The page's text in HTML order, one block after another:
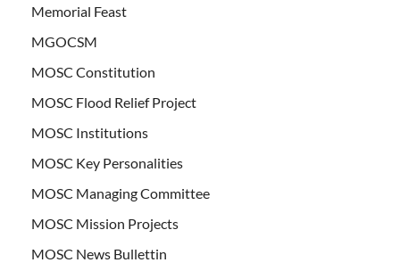
Memorial Feast
MGOCSM
MOSC Constitution
MOSC Flood Relief Project
MOSC Institutions
MOSC Key Personalities
MOSC Managing Committee
MOSC Mission Projects
MOSC News Bullettin